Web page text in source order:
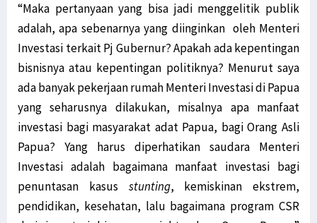
“Maka pertanyaan yang bisa jadi menggelitik publik
adalah, apa sebenarnya yang diinginkan oleh Menteri
Investasi terkait Pj Gubernur? Apakah ada kepentingan
bisnisnya atau kepentingan politiknya? Menurut saya
ada banyak pekerjaan rumah Menteri Investasi di Papua
yang seharusnya dilakukan, misalnya apa manfaat
investasi bagi masyarakat adat Papua, bagi Orang Asli
Papua? Yang harus diperhatikan saudara Menteri
Investasi adalah bagaimana manfaat investasi bagi
penuntasan kasus stunting, kemiskinan ekstrem,
pendidikan, kesehatan, lalu bagaimana program CSR